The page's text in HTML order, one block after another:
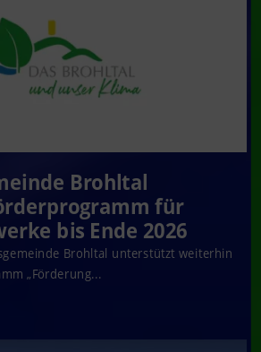
Brohltal
für
bis Ende 2026
Brohltal unterstützt weiterhin
„Förderung...